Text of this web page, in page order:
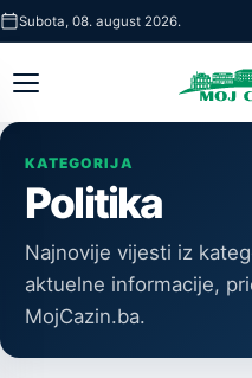
Skip
to
main
Subota, 08. august 2026.
Otvori
glavni
meni
KATEGORIJA
Politika
Najnovije vijesti iz
aktuelne informacije,
MojCazin.ba.